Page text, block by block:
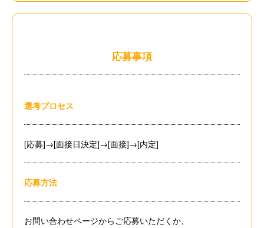
応募事項
選考プロセス
[応募]→[面接日決定]→[面接]→[内定]
応募方法
お問い合わせページからご応募いただくか、